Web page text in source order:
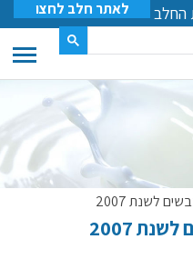
החלב לאתר חלב לחצו
לשנת 2007
2007